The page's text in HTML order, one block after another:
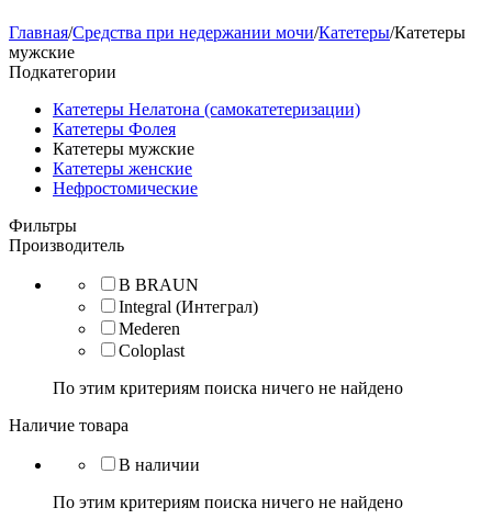
Главная/Средства при недержании мочи/Катетеры/Катетеры
мужские
Подкатегории
Катетеры Нелатона (самокатетеризации)
Катетеры Фолея
Катетеры мужские
Катетеры женские
Нефростомические
Фильтры
Производитель
B BRAUN
Integral (Интеграл)
Mederen
Coloplast
По этим критериям поиска ничего не найдено
Наличие товара
В наличии
По этим критериям поиска ничего не найдено